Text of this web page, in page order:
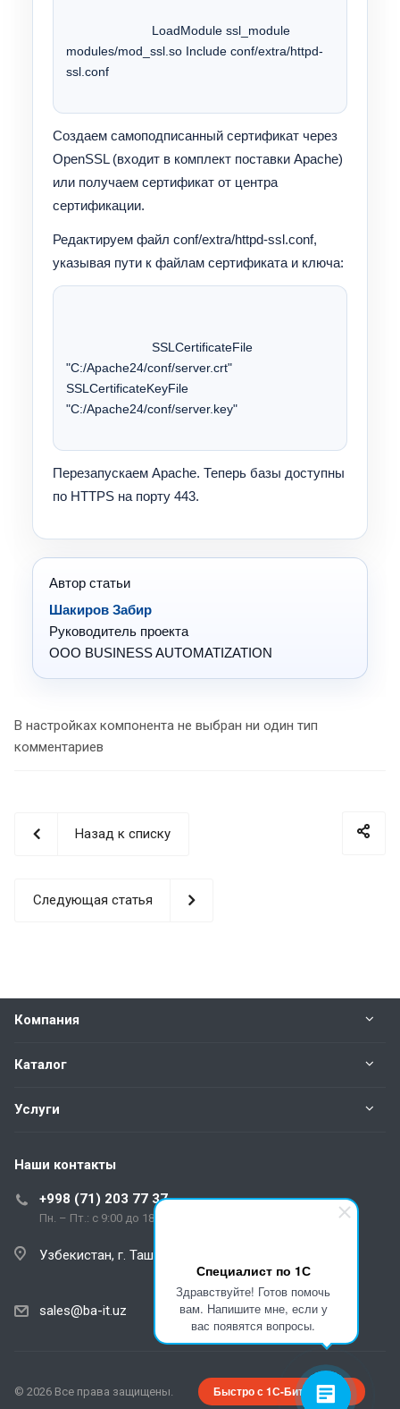
Специалист по 1С
Здравствуйте! Готов помочь
вам. Напишите мне, если у
вас появятся вопросы.
modules/mod_ssl.so Include conf/extra/httpd-
ssl.conf
Создаем самоподписанный сертификат через
OpenSSL (входит в комплект поставки Apache)
или получаем сертификат от центра
сертификации.
Редактируем файл conf/extra/httpd-ssl.conf,
указывая пути к файлам сертификата и ключа:
"C:/Apache24/conf/server.crt"
SSLCertificateKeyFile
"C:/Apache24/conf/server.key"
Перезапускаем Apache. Теперь базы доступны
по HTTPS на порту 443.
Автор статьи
Шакиров Забир
Руководитель проекта
OOO BUSINESS AUTOMATIZATION
В настройках компонента не выбран ни один тип
комментариев
Назад к списку
Следующая статья
Компания
Каталог
Услуги
Наши контакты
+998 (71) 203 77 37
Пн. – Пт.: с 9:00 до 18:00
Узбекистан, г. Ташкент, Шахрисабзский проезд, 5А
sales@ba-it.uz
© 2026 Все права защищены. Быстро с 1С-Битрикс